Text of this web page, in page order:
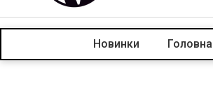
Новинки Головна